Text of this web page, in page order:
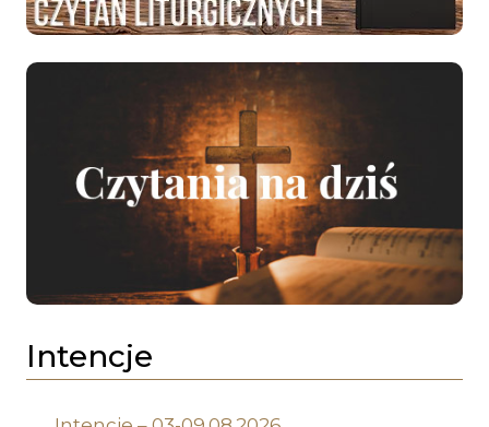
Intencje